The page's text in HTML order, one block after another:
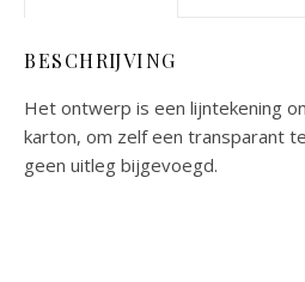
BESCHRIJVING
Het ontwerp is een lijntekening
karton, om zelf een transparant
geen uitleg bijgevoegd.